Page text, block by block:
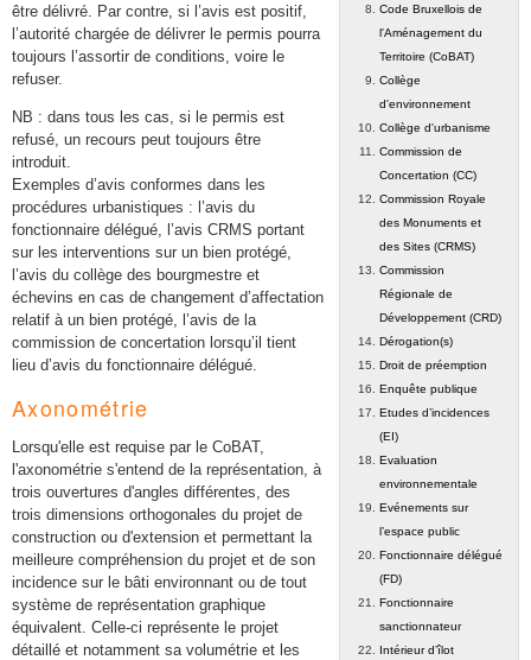
Code Bruxellois de
l'Aménagement du
Territoire (CoBAT)
Collège
d'environnement
Collège d'urbanisme
Commission de
Concertation (CC)
Commission Royale
des Monuments et
des Sites (CRMS)
Commission
Régionale de
Développement (CRD)
Dérogation(s)
Droit de préemption
Enquête publique
Etudes d’incidences
(EI)
Evaluation
environnementale
Evénements sur
l’espace public
Fonctionnaire délégué
(FD)
Fonctionnaire
sanctionnateur
Intérieur d’îlot
être délivré. Par contre, si l’avis est positif,
l’autorité chargée de délivrer le permis pourra
toujours l’assortir de conditions, voire le
refuser.
NB : dans tous les cas, si le permis est
refusé, un recours peut toujours être
introduit.
Exemples d’avis conformes dans les
procédures urbanistiques : l’avis du
fonctionnaire délégué, l’avis CRMS portant
sur les interventions sur un bien protégé,
l’avis du collège des bourgmestre et
échevins en cas de changement d’affectation
relatif à un bien protégé, l’avis de la
commission de concertation lorsqu’il tient
lieu d’avis du fonctionnaire délégué.
Axonométrie
Lorsqu'elle est requise par le CoBAT,
l'axonométrie s'entend de la représentation, à
trois ouvertures d'angles différentes, des
trois dimensions orthogonales du projet de
construction ou d'extension et permettant la
meilleure compréhension du projet et de son
incidence sur le bâti environnant ou de tout
système de représentation graphique
équivalent. Celle-ci représente le projet
détaillé et notamment sa volumétrie et les